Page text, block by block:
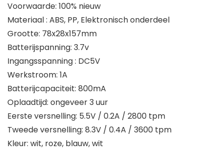
Voorwaarde: 100% nieuw
Materiaal : ABS, PP, Elektronisch onderdeel
Grootte: 78x28x157mm
Batterijspanning: 3.7v
Ingangsspanning : DC5V
Werkstroom: 1A
Batterijcapaciteit: 800mA
Oplaadtijd: ongeveer 3 uur
Eerste versnelling: 5.5V / 0.2A / 2800 tpm
Tweede versnelling: 8.3V / 0.4A / 3600 tpm
Kleur: wit, roze, blauw, wit